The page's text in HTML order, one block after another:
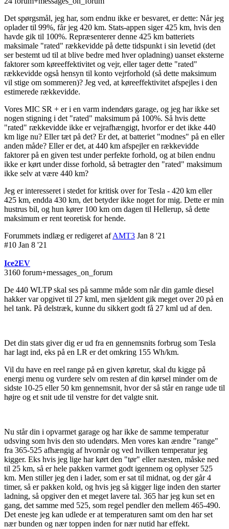
Det spørgsmål, jeg har, som endnu ikke er besvaret, er dette: Når jeg
oplader til 99%, får jeg 420 km. Stats-appen siger 425 km, hvis den
havde gik til 100%. Repræsenterer denne 425 km batteriets
maksimale "rated" rækkevidde på dette tidspunkt i sin levetid (det
ser bestemt ud til at blive bedre med hver opladning) uanset eksterne
faktorer som køreeffektivitet og vejr, eller tager dette "rated"
rækkevidde også hensyn til konto vejrforhold (så dette maksimum
vil stige om sommeren)? Jeg ved, at køreeffektivitet afspejles i den
estimerede rækkevidde.
Vores MIC SR + er i en varm indendørs garage, og jeg har ikke set
nogen stigning i det "rated" maksimum på 100%. Så hvis dette
"rated" rækkevidde ikke er vejrafhængigt, hvorfor er det ikke 440
km lige nu? Eller tæt på det? Er det, at batteriet "modnes" på en eller
anden måde? Eller er det, at 440 km afspejler en rækkevidde
faktorer på en given test under perfekte forhold, og at bilen endnu
ikke er kørt under disse forhold, så betragter den "rated" maksimum
ikke selv at være 440 km?
Jeg er interesseret i stedet for kritisk over for Tesla - 420 km eller
425 km, endda 430 km, det betyder ikke noget for mig. Dette er min
hustrus bil, og hun kører 100 km om dagen til Hellerup, så dette
maksimum er rent teoretisk for hende.
Forummets indlæg er redigeret afAMT3 Jan 8 '21
#10 Jan 8 '21
Ice2EV
3160 forum+messages_on_forum
De 440 WLTP skal ses på samme måde som når din gamle diesel
hakker var opgivet til 27 kml, men sjældent gik meget over 20 på en
hel tank. På delstræk, kunne du sikkert godt få 27 kml ud af den.
Det din stats giver dig er ud fra en gennemsnits forbrug som Tesla
har lagt ind, eks på en LR er det omkring 155 Wh/km.
Vil du have en reel range på en given køretur, skal du kigge på
energi menu og vurdere selv om resten af din kørsel minder om de
sidste 10-25 eller 50 km gennemsnit, hvor der så står en range ude til
højre og et snit ude til venstre for det valgte snit.
Nu står din i opvarmet garage og har ikke de samme temperatur
udsving som hvis den sto udendørs. Men vores kan ændre "range"
fra 365-525 afhængig af hvornår og ved hvilken temperatur jeg
kigger. Eks hvis jeg lige har kørt den "tør" eller næsten, måske ned
til 25 km, så er hele pakken varmet godt igennem og oplyser 525
km. Men stiller jeg den i lader, som er sat til midnat, og der går 4
timer, så er pakken kold, og hvis jeg så kigger lige inden den starter
ladning, så opgiver den et meget lavere tal. 365 har jeg kun set en
gang, det samme med 525, som regel pendler den mellem 465-490.
Det eneste jeg kan udlede er at temperaturen samt om den har set
nær bunden og nær toppen inden for nær nutid har effekt.